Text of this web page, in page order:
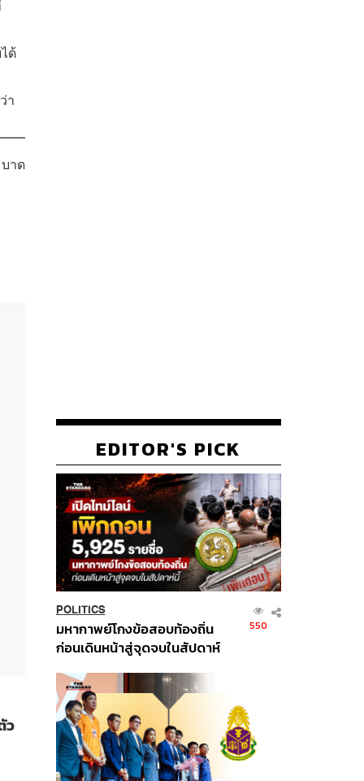
ด้
า
าด
ว
EDITOR'S PICK
POLITICS
มหากาพย์โกงข้อสอบท้องถิ่น
ก่อนเดินหน้าสู่จุดจบในสัปดาห์
550